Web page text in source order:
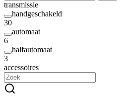
transmissie
handgeschakeld
30
automaat
6
halfautomaat
3
accessoires